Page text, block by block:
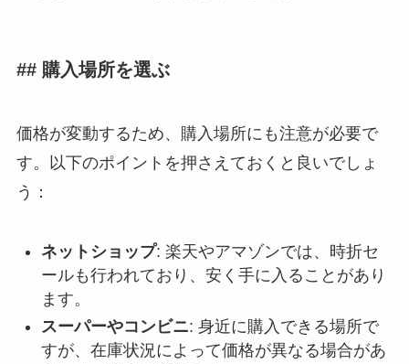
## 購入場所を選ぶ
価格が変動するため、購入場所にも注意が必要で
す。以下のポイントを押さえておくと良いでしょ
う：
ネットショップ: 楽天やアマゾンでは、時折セ
ールも行われており、安く手に入ることがあり
ます。
スーパーやコンビニ: 身近に購入できる場所で
すが、在庫状況によって価格が異なる場合があ